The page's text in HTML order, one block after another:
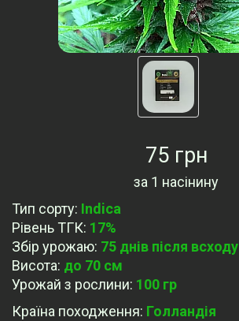
75 грн
за 1 насінину
Тип сорту: Indica
Рівень ТГК: 17%
Збір урожаю: 75 днів після всходу
Висота: до 70 см
Урожай з рослини: 100 гр
Країна походження: Голландія